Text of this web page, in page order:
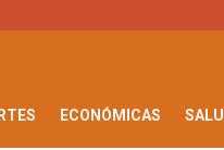
ECONÓMICAS